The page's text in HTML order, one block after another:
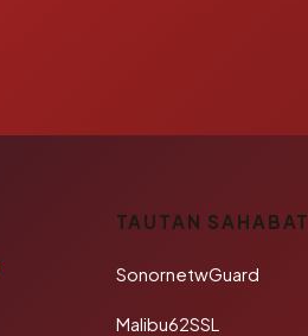
TAUTAN SAHABAT
SonornetwGuard
Malibu62SSL